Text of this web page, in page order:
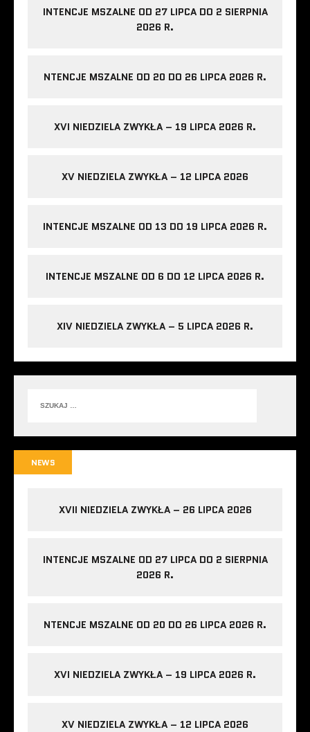
INTENCJE MSZALNE OD 27 LIPCA DO 2 SIERPNIA
2026 R.
NTENCJE MSZALNE OD 20 DO 26 LIPCA 2026 R.
XVI NIEDZIELA ZWYKŁA – 19 LIPCA 2026 R.
XV NIEDZIELA ZWYKŁA – 12 LIPCA 2026
INTENCJE MSZALNE OD 13 DO 19 LIPCA 2026 R.
INTENCJE MSZALNE OD 6 DO 12 LIPCA 2026 R.
XIV NIEDZIELA ZWYKŁA – 5 LIPCA 2026 R.
NEWS
XVII NIEDZIELA ZWYKŁA – 26 LIPCA 2026
INTENCJE MSZALNE OD 27 LIPCA DO 2 SIERPNIA
2026 R.
NTENCJE MSZALNE OD 20 DO 26 LIPCA 2026 R.
XVI NIEDZIELA ZWYKŁA – 19 LIPCA 2026 R.
XV NIEDZIELA ZWYKŁA – 12 LIPCA 2026